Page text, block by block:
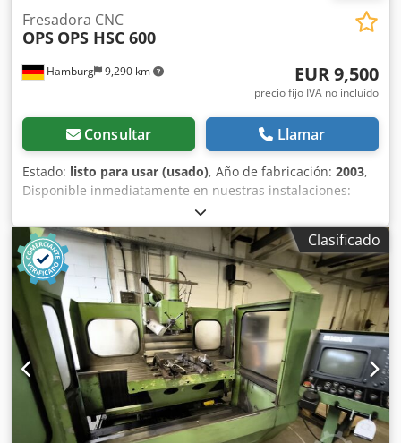
Hamburg 9,290 km
Fresadora CNC
OPS OPS HSC 600
EUR 9,500
precio fijo IVA no incluído
Consultar Llamar
Estado: listo para usar (usado), Año de fabricación: 2003,
Disponible inmediatamente en nuestras instalaciones:
Dcjdpfszrlwvex Aa Hjk Fresadora CNC OPS Modelo OPS HSC
600 Año de fabricación: 2003 Control CNC Andronic,
control de trayectoria 3D con interfaz Ethernet Recorridos
X/Y/Z: 625/375/350 mm Cargador de herramientas con
sistema Erowa, 40 posiciones Velocidades de husillo: 5000
– 40.000 RPM Mesa fija con capacidad de carga de hasta
600 kg Velocidad de desplazamiento de hasta 20 m/min
Precisión de repetibilidad: 0,002 mm Cargador de
herramientas con capacidad para 32 herramientas Husillo
HSK 32 E Potencia del motor: 9 kW Peso: 3500 kg Precio:
9.500 € (más IVA), disponible en nuestras instalaciones.
Clasificado